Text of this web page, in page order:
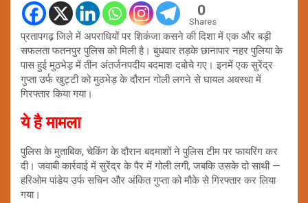
0
Shares
प्रतापगढ़ जिले में अपराधियों पर शिकंजा कसने की दिशा में एक और बड़ी
सफलता फतनपुर पुलिस को मिली है। बुधवार तड़के छानापार नहर पुलिया के
पास हुई मुठभेड़ में तीन अंतर्जनपदीय बदमाश दबोचे गए। इनमें एक सुरेंद्र
गुप्ता उर्फ खुट्टी को मुठभेड़ के दौरान गोली लगने से घायल अवस्था में
गिरफ्तार किया गया।
ये है मामला
पुलिस के मुताबिक, चेकिंग के दौरान बदमाशों ने पुलिस टीम पर फायरिंग कर
दी। जवाबी कार्रवाई में सुरेंद्र के पैर में गोली लगी, जबकि उसके दो साथी —
हरिओम पांडेय उर्फ सचिन और अंकित गुप्ता को मौके से गिरफ्तार कर लिया
गया।